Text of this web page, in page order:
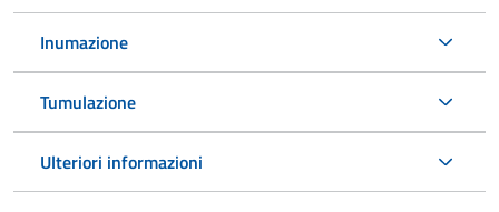
Inumazione
Tumulazione
Ulteriori informazioni